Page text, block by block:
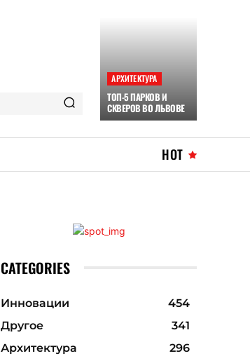
АРХИТЕКТУРА
ТОП-5 ПАРКОВ И
СКВЕРОВ ВО ЛЬВОВЕ
HOT
CATEGORIES
Инновации
454
Другое
341
Архитектура
296